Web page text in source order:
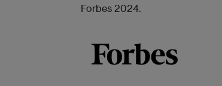
Forbes 2024.